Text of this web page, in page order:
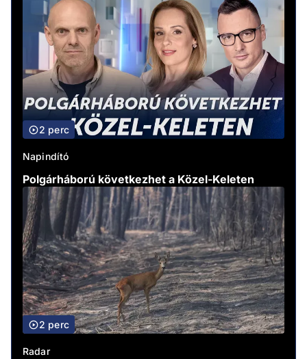
2 perc
Napindító
Polgárháború következhet a Közel-Keleten
2 perc
Radar